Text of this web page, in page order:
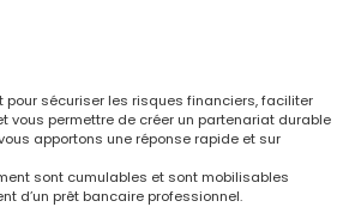
pour sécuriser les risques financiers, faciliter
vous permettre de créer un partenariat durable
apportons une réponse rapide et sur
sont cumulables et sont mobilisables
d’un prêt bancaire professionnel.